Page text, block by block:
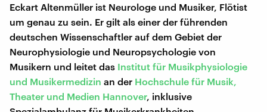
Eckart Altenmüller ist Neurologe und Musiker, Flötist
um genau zu sein. Er gilt als einer der führenden
deutschen Wissenschaftler auf dem Gebiet der
Neurophysiologie und Neuropsychologie von
Musikern und leitet das Institut für Musikphysiologie
und Musikermedizin an der Hochschule für Musik,
Theater und Medien Hannover, inklusive